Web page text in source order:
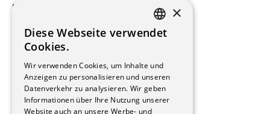
Beauftragte Unternehmen
Hersteller/Lieferanten
Bauherrschaften
Immobilienverwaltungsgesellschaften
Stockwerkeigentum
Reportagen
Wohnungen
FRENCH
×
Diese Webseite verwendet
Cookies.
Wir verwenden Cookies, um Inhalte und
Anzeigen zu personalisieren und unseren
Datenverkehr zu analysieren. Wir geben
Informationen über Ihre Nutzung unserer
Website auch an unsere Werbe- und